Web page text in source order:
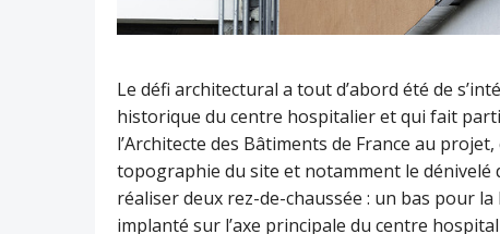
Le défi architectural a tout d’abord été de
historique du centre hospitalier et qui fait
l’Architecte des Bâtiments de France au
topographie du site et notamment le dénivelé
réaliser deux rez-de-chaussée : un bas pour
implanté sur l’axe principale du centre